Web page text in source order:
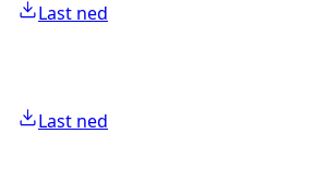
Last ned
Last ned